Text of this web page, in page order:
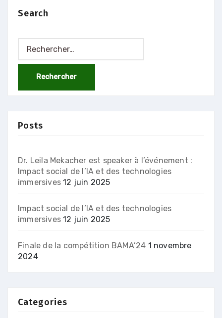
Search
Rechercher :
Posts
Dr. Leila Mekacher est speaker à l’événement :
Impact social de l’IA et des technologies
immersives 12 juin 2025
Impact social de l’IA et des technologies
immersives 12 juin 2025
Finale de la compétition BAMA’24 1 novembre
2024
Categories